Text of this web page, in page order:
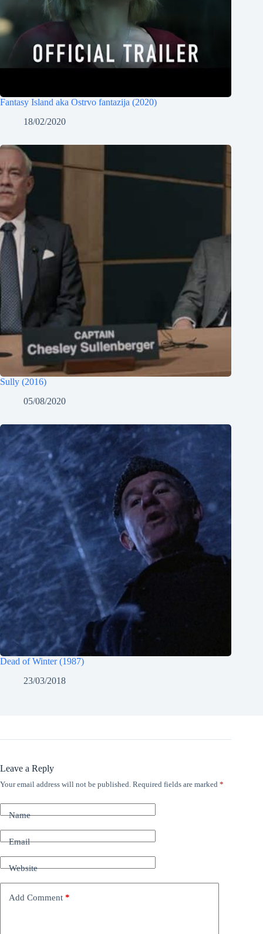
Fantasy Island aka Ostrvo fantazija (2020)
18/02/2020
Sully (2016)
05/08/2020
Dead of Winter (1987)
23/03/2018
Leave a Reply
Your email address will not be published. Required fields are marked *
Name
Email
Website
Add Comment *